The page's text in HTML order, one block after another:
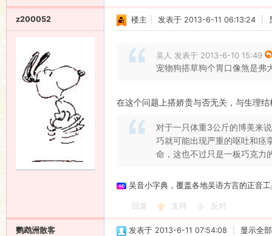
z200052 楼主 发表于 2013-6-11 06:13:24
吴人 发表于 2013-6-10 15:49
宠物狗搭草狗个胃口像煞是弗
在这个问题上搭娇贵与否无关，与生理
对于一只体重3公斤的博美来
巧就可能出现严重的呕吐和痉
命，这也不过只是一板巧克力
吴音小字典，覆盖各地吴语方言的正音
回复 支持 反对
鹦鹉洲散客 发表于 2013-6-11 07:54:08 显示全